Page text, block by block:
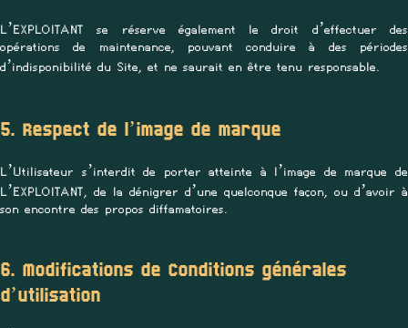
L’EXPLOITANT se réserve également le droit d’effectuer des
opérations de maintenance, pouvant conduire à des périodes
d’indisponibilité du Site, et ne saurait en être tenu responsable.
5. Respect de l’image de marque
L’Utilisateur s’interdit de porter atteinte à l’image de marque de
L’EXPLOITANT, de la dénigrer d’une quelconque façon, ou d’avoir à
son encontre des propos diffamatoires.
6. Modifications de Conditions générales
d’utilisation